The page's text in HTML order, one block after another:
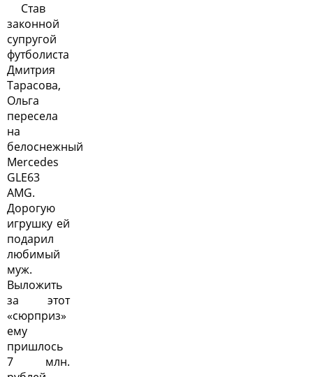
Став
законной
супругой
футболиста
Дмитрия
Тарасова,
Ольга
пересела
на
белоснежный
Mercedes
GLE63
AMG.
Дорогую
игрушку ей
подарил
любимый
муж.
Выложить
за этот
«сюрприз»
ему
пришлось
7 млн.